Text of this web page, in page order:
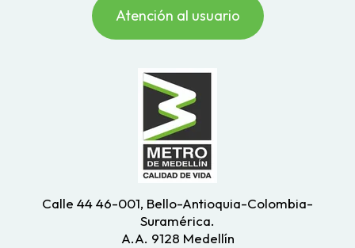
Atención al usuario
Calle 44 46-001, Bello-Antioquia-Colombia-
Suramérica.
A.A. 9128 Medellín